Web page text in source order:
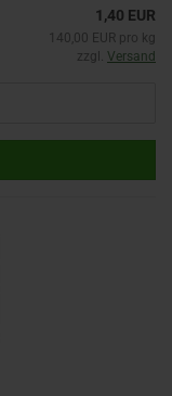
1,40 EUR
140,00 EUR pro kg
zzgl. Versand